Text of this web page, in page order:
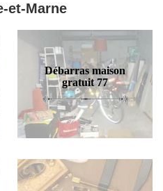
et-Marne
Débarras maison
gratuit 77